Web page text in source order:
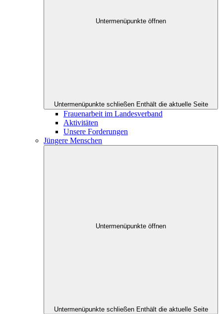
Untermenüpunkte öffnen
Untermenüpunkte schließen Enthält die aktuelle Seite
Frauenarbeit im Landesverband
Aktivitäten
Unsere Forderungen
Jüngere Menschen
Untermenüpunkte öffnen
Untermenüpunkte schließen Enthält die aktuelle Seite